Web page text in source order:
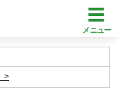
メニュー